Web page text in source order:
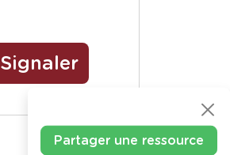
Signaler
Partager une ressource